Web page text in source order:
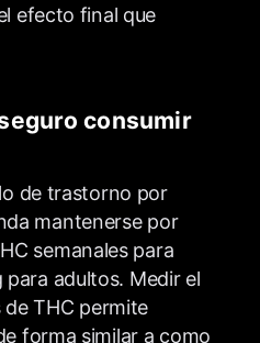
efecto final que
consumir
de trastorno por
mantenerse por
semanales para
adultos. Medir el
THC permite
forma similar a como